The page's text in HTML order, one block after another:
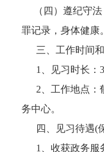
（四）遵纪守法
罪记录，身体健康。
三、工作时间和
1、见习时长：3-
2、工作地点：
务中心。
四、见习待遇(保
1、收获政务服